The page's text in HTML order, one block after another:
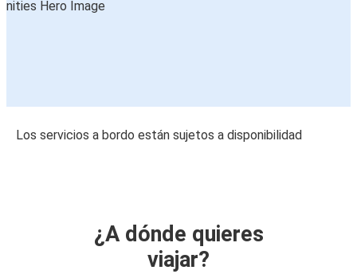
Los servicios a bordo están sujetos a disponibilidad
¿A dónde quieres
viajar?